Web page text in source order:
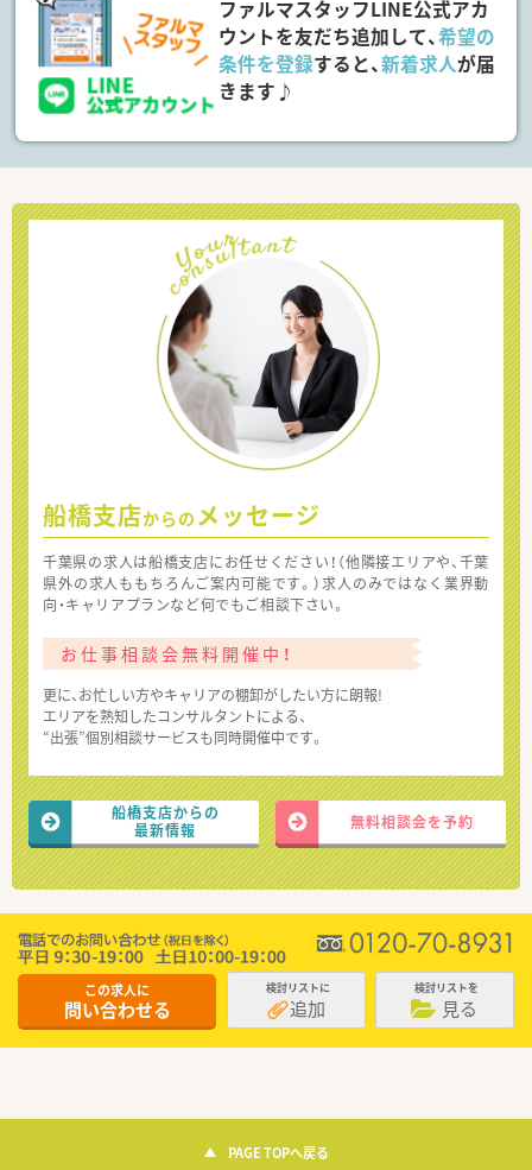
ファルマスタッフLINE公式アカ
ウントを友だち追加して、希望の
条件を登録すると、新着求人が届
きます♪
船橋支店からの メッセージ
千葉県の求人は船橋支店にお任せください！（他隣接エリアや、千葉
県外の求人ももちろんご案内可能です。）求人のみではなく業界動
向・キャリアプランなど何でもご相談下さい。
お仕事相談会無料開催中！
更に、お忙しい方やキャリアの棚卸がしたい方に朗報!
エリアを熟知したコンサルタントによる、
“出張”個別相談サービスも同時開催中です。
船橋支店からの
最新情報
無料相談会を予約
この求人に
問い合わせる
検討リストに
追加
検討リストを
見る
PAGE TOPへ戻る